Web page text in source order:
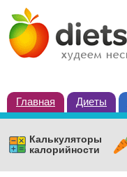
Главная Диеты
Калькуляторы
калорийности